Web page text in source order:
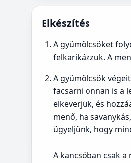
Elkészítés
A gyümölcsöket
felkarikázzuk. A
A gyümölcsök
facsarni onnan is a
elkeverjük, és
menő, ha
ügyeljünk, hogy
A kancsóban csak